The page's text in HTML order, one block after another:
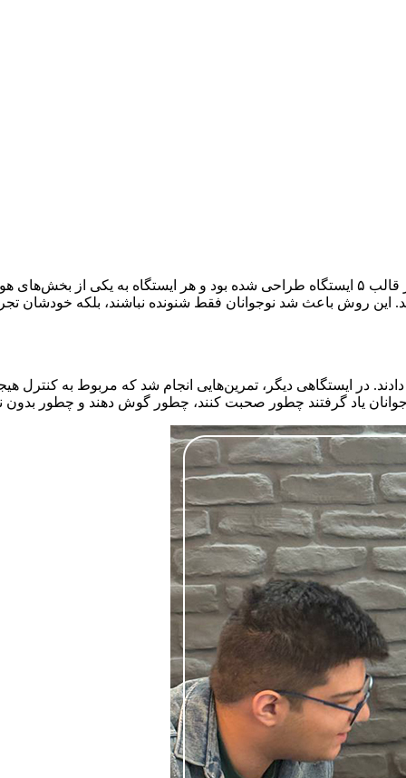
بعد از بخش ابتدایی، برنامه وارد قسمت اصلی شد؛ جایی که کارگاه در قالب ۵ ایستگاه طراحی
روش باعث شد نوجوانان فقط شنونده نباشند، بلکه خودشان
در ایستگاهی دیگر، تمرین‌هایی انجام شد که مربوط به کنترل
یاد گرفتند چطور صحبت کنند، چطور گوش دهند و چطور